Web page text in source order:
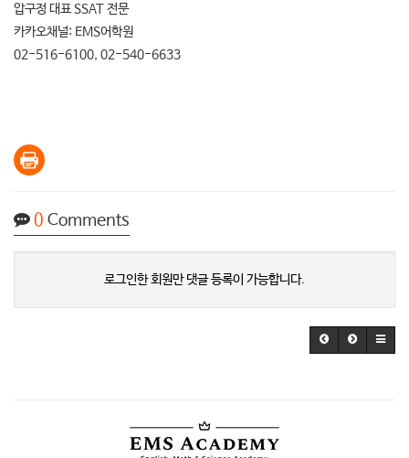
압구정 대표 SSAT 전문
카카오채널: EMS어학원
02-516-6100, 02-540-6633
0 Comments
로그인한 회원만 댓글 등록이 가능합니다.